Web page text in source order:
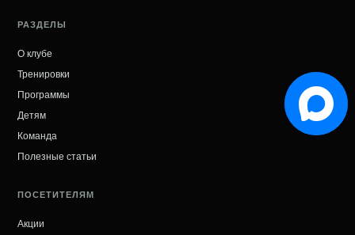
РАЗДЕЛЫ
О клубе
Тренировки
Программы
Детям
Команда
Полезные статьи
ПОСЕТИТЕЛЯМ
Акции